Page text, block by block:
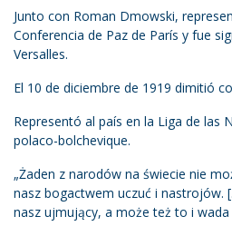
Junto con Roman Dmowski,
Conferencia de Paz de París y fue
Versalles.
El 10 de diciembre de 1919 dimitió
Representó al país en la Liga de las
polaco-bolchevique.
„Żaden z narodów na świecie nie
nasz bogactwem uczuć i
nasz ujmujący, a może też to i wada